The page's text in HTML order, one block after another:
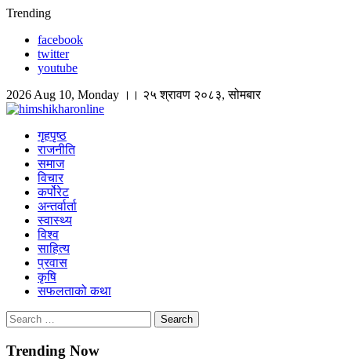
Skip
content
Trending
facebook
twitter
youtube
2026 Aug 10, Monday ।। २५ श्रावण २०८३, सोमबार
Himshikhar Online
गृहपृष्ठ
राजनीति
समाज
विचार
कर्पोरेट
अन्तर्वार्ता
स्वास्थ्य
विश्व
साहित्य
प्रवास
कृषि
सफलताको कथा
Search
for:
Trending Now